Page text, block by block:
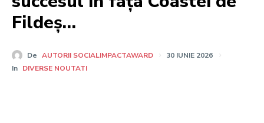
Fildeș…
De AUTORII SOCIALIMPACTAWARD
30 IUNIE 2026
In DIVERSE NOUTATI